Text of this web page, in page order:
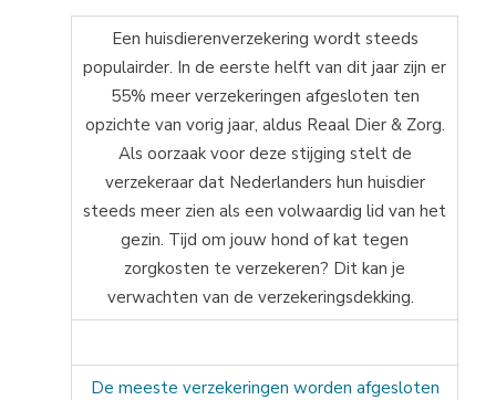
Een huisdierenverzekering wordt steeds
populairder. In de eerste helft van dit jaar zijn er
55% meer verzekeringen afgesloten ten
opzichte van vorig jaar, aldus Reaal Dier & Zorg.
Als oorzaak voor deze stijging stelt de
verzekeraar dat Nederlanders hun huisdier
steeds meer zien als een volwaardig lid van het
gezin. Tijd om jouw hond of kat tegen
zorgkosten te verzekeren? Dit kan je
verwachten van de verzekeringsdekking.
De meeste verzekeringen worden afgesloten